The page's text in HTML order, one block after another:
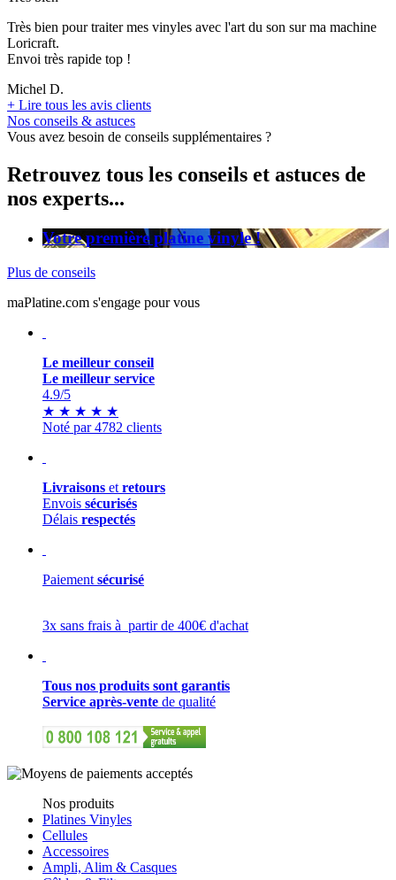
Très bien pour traiter mes vinyles avec l'art du son sur ma machine
Loricraft.
Envoi très rapide top !
Michel D.
+ Lire tous les avis clients
Nos conseils & astuces
Vous avez besoin de conseils supplémentaires ?
Retrouvez tous les conseils et astuces de
nos experts...
Votre première platine vinyle !
Plus de conseils
maPlatine.com s'engage pour vous
Le meilleur conseil
Le meilleur service
4.9/5
★ ★ ★ ★ ★
Noté par 4782 clients
Livraisons et retours
Envois sécurisés
Délais respectés
Paiement sécurisé
3x sans frais à partir de 400€ d'achat
Tous nos produits sont garantis
Service après-vente de qualité
Nos produits
Platines Vinyles
Cellules
Accessoires
Ampli, Alim & Casques